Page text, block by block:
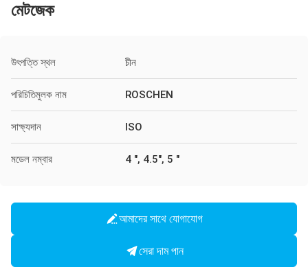
মেটজেক
উৎপত্তি স্থল চীন
পরিচিতিমুলক নাম ROSCHEN
সাক্ষ্যদান ISO
মডেল নম্বার 4 ", 4.5", 5 "
আমাদের সাথে যোগাযোগ
সেরা দাম পান